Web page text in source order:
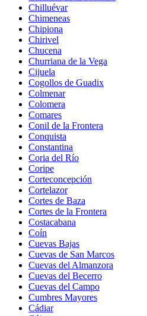
Chilluévar
Chimeneas
Chipiona
Chirivel
Chucena
Churriana de la Vega
Cijuela
Cogollos de Guadix
Colmenar
Colomera
Comares
Conil de la Frontera
Conquista
Constantina
Coria del Río
Coripe
Corteconcepción
Cortelazor
Cortes de Baza
Cortes de la Frontera
Costacabana
Coín
Cuevas Bajas
Cuevas de San Marcos
Cuevas del Almanzora
Cuevas del Becerro
Cuevas del Campo
Cumbres Mayores
Cádiar